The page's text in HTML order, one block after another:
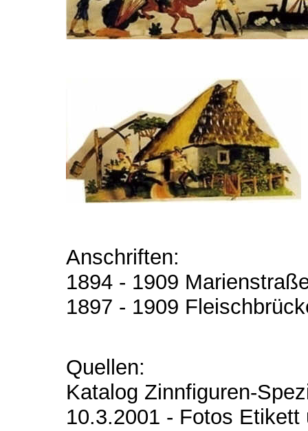
Anschriften:
1894 - 1909
1897 - 1909
Quellen:
Katalog Zinnfiguren-
10.3.2001 - Fotos Etikett